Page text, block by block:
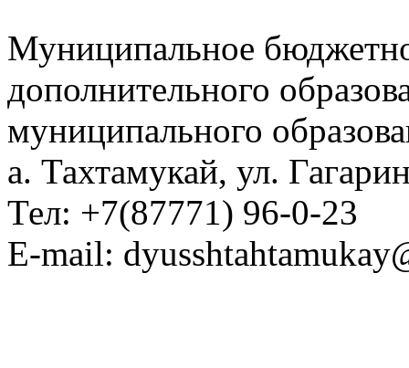
Муниципальное
дополнительного
муниципального
а. Тахтамукай, ул.
Тел: +7(87771) 96-0-23
E-mail: